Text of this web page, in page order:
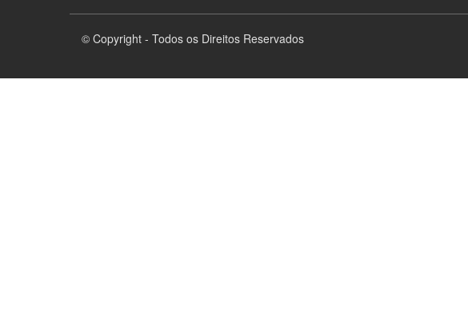
© Copyright - Todos os Direitos Reservados